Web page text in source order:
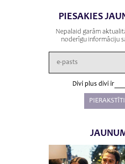
PIESAKIES
Nepalaid garām
noderīgu informāciju
Divi plus divi ir